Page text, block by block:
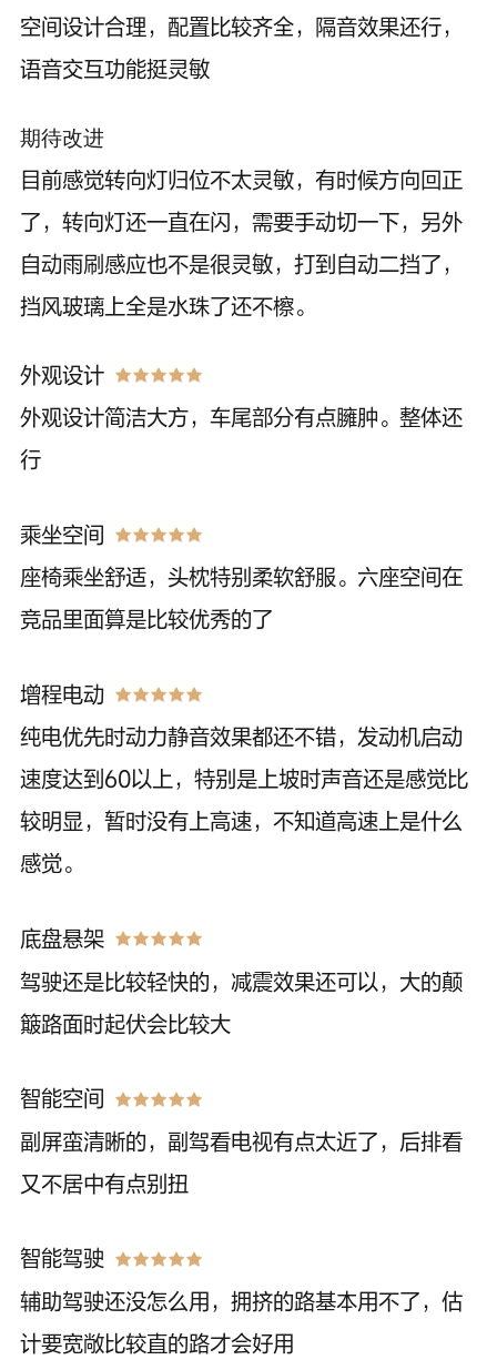
空间设计合理，配置比较齐全，隔音效果还行，
语音交互功能挺灵敏
期待改进
目前感觉转向灯归位不太灵敏，有时候方向回正
了，转向灯还一直在闪，需要手动切一下，另外
自动雨刷感应也不是很灵敏，打到自动二挡了，
挡风玻璃上全是水珠了还不檫。
外观设计
外观设计简洁大方，车尾部分有点臃肿。整体还
行
乘坐空间
座椅乘坐舒适，头枕特别柔软舒服。六座空间在
竞品里面算是比较优秀的了
增程电动
纯电优先时动力静音效果都还不错，发动机启动
速度达到60以上，特别是上坡时声音还是感觉比
较明显，暂时没有上高速，不知道高速上是什么
感觉。
底盘悬架
驾驶还是比较轻快的，减震效果还可以，大的颠
簸路面时起伏会比较大
智能空间
副屏蛮清晰的，副驾看电视有点太近了，后排看
又不居中有点别扭
智能驾驶
辅助驾驶还没怎么用，拥挤的路基本用不了，估
计要宽敞比较直的路才会好用